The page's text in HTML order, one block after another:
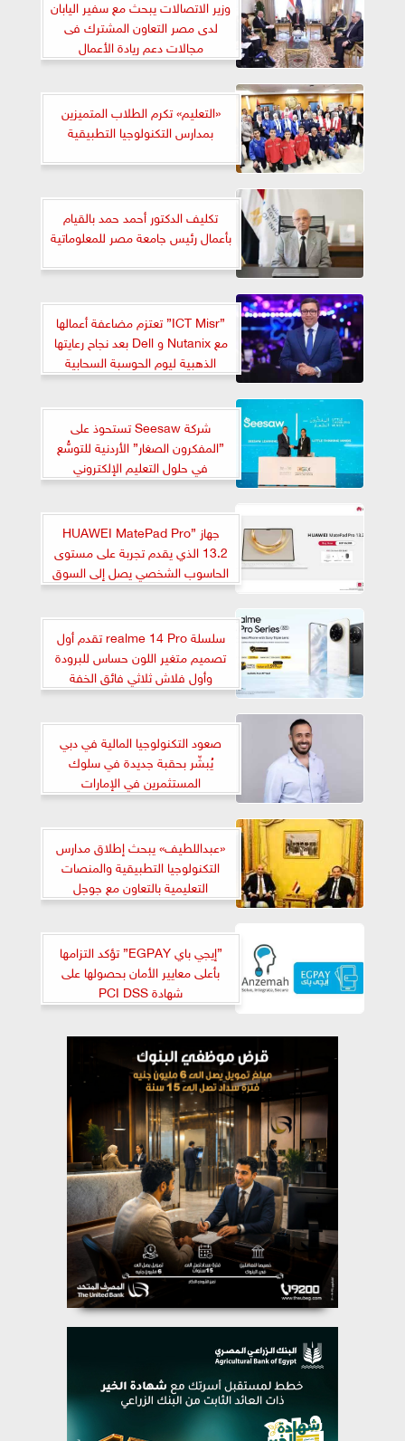
وزير الاتصالات يبحث مع سفير اليابان
لدى مصر التعاون المشترك فى
مجالات دعم ريادة الأعمال
«التعليم» تكرم الطلاب المتميزين
بمدارس التكنولوجيا التطبيقية
تكليف الدكتور أحمد حمد بالقيام
بأعمال رئيس جامعة مصر للمعلوماتية
”ICT Misr” تعتزم مضاعفة أعمالها
مع Nutanix و Dell بعد نجاح رعايتها
الذهبية ليوم الحوسبة السحابية
والذكاء الاصطناعي
شركة Seesaw تستحوذ على
”المفكرون الصغار” الأردنية للتوسُّع
في حلول التعليم الإلكتروني
جهاز ”HUAWEI MatePad Pro
13.2 الذي يقدم تجربة على مستوى
الحاسوب الشخصي يصل إلى السوق
المصرى
سلسلة realme 14 Pro تقدم أول
تصميم متغير اللون حساس للبرودة
وأول فلاش ثلاثي فائق الخفة
صعود التكنولوجيا المالية في دبي
يُبشّر بحقبة جديدة في سلوك
المستثمرين في الإمارات
«عبداللطيف» يبحث إطلاق مدارس
التكنولوجيا التطبيقية والمنصات
التعليمية بالتعاون مع جوجل
”إيجي باي EGPAY” تؤكد التزامها
بأعلى معايير الأمان بحصولها على
شهادة PCI DSS